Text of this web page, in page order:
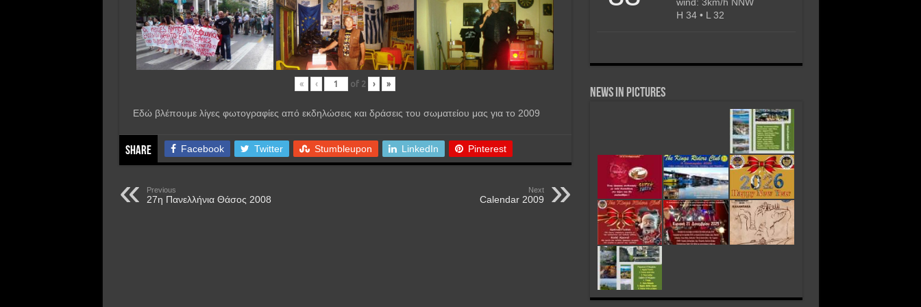
« ‹ of 2 › »
Εδώ βλέπουμε λίγες φωτογραφίες από εκδηλώσεις και δράσεις του σωματείου μας για το 2009
Share Facebook Twitter Stumbleupon LinkedIn Pinterest
Previous
27η Πανελλήνια Θάσος 2008
Next
Calendar 2009
H 34 • L 32
News in Pictures